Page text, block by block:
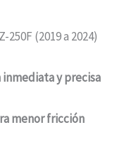
250F (2019 a 2024)
y precisa
menor fricción